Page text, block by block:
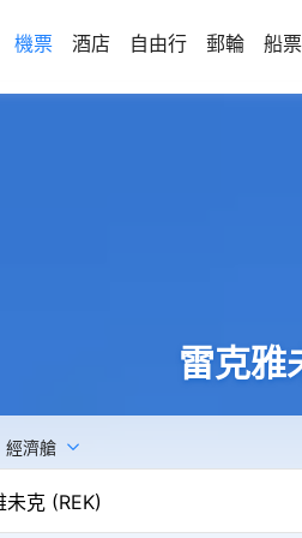
機票 酒店 自由行 郵輪 船票
雷克雅
經濟艙